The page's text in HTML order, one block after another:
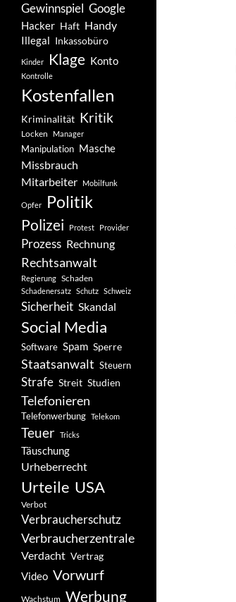
Gewinnspiel Google
Hacker Haft Handy
Illegal Inkassobüro
Kinder Klage Konto
Kontrolle
Kostenfallen
Kriminalität Kritik
Locken Manager
Manipulation Masche
Missbrauch
Mitarbeiter
Mobilfunk
Opfer Politik
Polizei Protest Provider
Prozess Rechnung
Rechtsanwalt
Regierung Schaden
Schadenersatz Schutz Schweiz
Sicherheit Skandal
Social Media
Software Spam Sperre
Staatsanwalt Steuern
Strafe Streit Studien
Telefonieren
Telefonwerbung Telekom
Teuer Tricks
Täuschung
Urheberrecht
Urteile USA
Verbot
Verbraucherschutz
Verbraucherzentrale
Verdacht Vertrag
Video Vorwurf
Wachstum Werbung